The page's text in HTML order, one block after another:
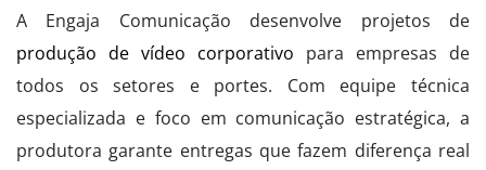
A Engaja Comunicação desenvolve projetos de
produção de vídeo corporativo para empresas de
todos os setores e portes. Com equipe técnica
especializada e foco em comunicação estratégica, a
produtora garante entregas que fazem diferença real